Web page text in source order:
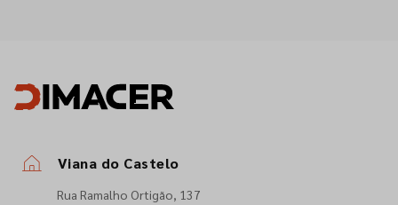
Viana do Castelo
Rua Ramalho Ortigão, 137